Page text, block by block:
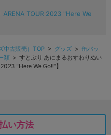
ARENA TOUR 2023 "Here We
中古販売）TOP > グッズ > 缶バッ
類 > すとぷり あにまるおすわりぬい
"Here We Go!!"】
い方法